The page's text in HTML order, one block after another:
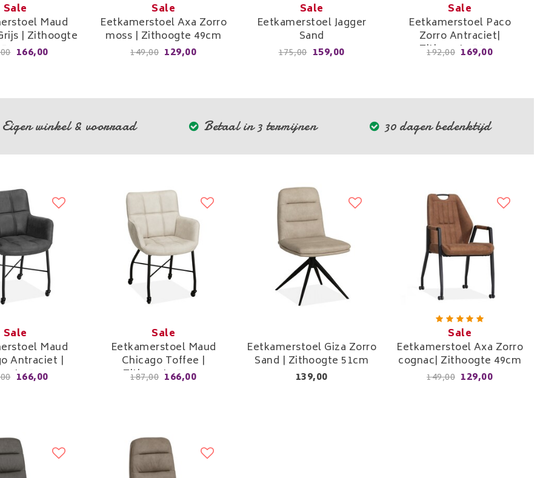
Sale
Maud
| Zithoogte
52cm166,00
Sale
Eetkamerstoel Axa Zorro
moss | Zithoogte 49cm
149,00 129,00
Sale
Eetkamerstoel Jagger
Sand
175,00 159,00
Sale
Eetkamerstoel Paco
Zorro Antraciet|
Zithoogte 51cm
192,00 169,00
Eigen winkel & voorraad Betaal in 3 termijnen 30 dagen bedenktijd
Sale
Maud
Antraciet |
52cm
166,00
Sale
Eetkamerstoel Maud
Chicago Toffee |
Zithoogte 52cm
187,00 166,00
Eetkamerstoel Giza Zorro
Sand | Zithoogte 51cm
139,00
Sale
Eetkamerstoel Axa Zorro
cognac| Zithoogte 49cm
149,00 129,00